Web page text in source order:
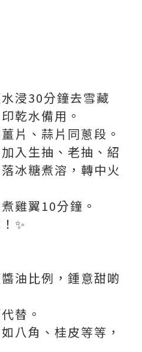
浸30分鐘去雪藏
乾水備用。
片、蒜片同蔥段。
入生抽、老抽、紹
冰糖煮溶，轉中火
雞翼10分鐘。
✨
油比例，鍾意甜啲
替。
八角、桂皮等等，